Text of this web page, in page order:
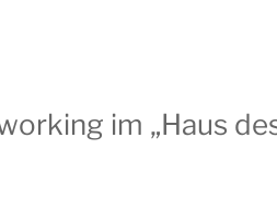
im „Haus